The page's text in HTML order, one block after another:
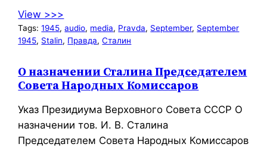
View >>>
Tags:1945, audio, media, Pravda, September, September
1945, Stalin, Правда, Сталин
О назначении Сталина Председателем
Совета Народных Комиссаров
Указ Президиума Верховного Совета СССР О
назначении тов. И. В. Сталина
Председателем Совета Народных Комиссаров